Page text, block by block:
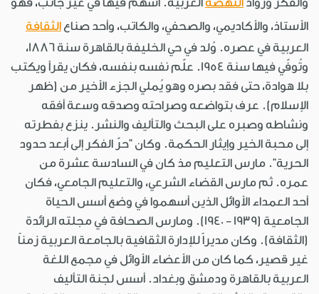
الأستاذ، والأكاديمي، والصحفي، والكاتب، وأحد صناع الثقافة
العربية في عصره. وُلد في حي الخليفة بالقاهرة سنة 1886،
وتُوفّي فيها سنة 1954. علّم نفسه بنفسه، فكان يقرأ ويكتب
بلا هوادة، حتى فقد بصره وهو يُملي الجزء الأخير من (ظهر
الإسلام). عرف بتواضعه وصراحته وصدقه وسعة أفقه
ونشاطه وصبره على البحث والتأليف والنشر. ينزع بفطرته
إلى محبة الخير وإيثار الحكمة. وكان "حرّ الفكر إلى أبعد حدود
الحرية". مارس التعليم مذ كان في السادسة عشرة من
عمره. ثم مارس القضاء الشرعي، والتعليم الجامعي، فكان
أحد العمداء الأوائل الذين أسهموا في وضع أسس الحياة
الجامعية (1939 - 1940). ومارس الصحافة في مجلته الرائدة
(الثقافة). وكان مديراً للإدارة الثقافية بالجامعة العربية زمناً
غير قصير، كما كان من الأعضاء الأوائل في مجمع اللغة
العربية بالقاهرة ودمشق وبغداد. أسس لجنة التأليف